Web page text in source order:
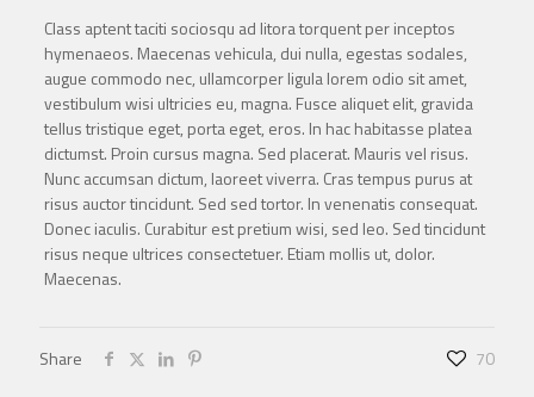
Class aptent taciti sociosqu ad litora torquent per inceptos
hymenaeos. Maecenas vehicula, dui nulla, egestas sodales,
augue commodo nec, ullamcorper ligula lorem odio sit amet,
vestibulum wisi ultricies eu, magna. Fusce aliquet elit, gravida
tellus tristique eget, porta eget, eros. In hac habitasse platea
dictumst. Proin cursus magna. Sed placerat. Mauris vel risus.
Nunc accumsan dictum, laoreet viverra. Cras tempus purus at
risus auctor tincidunt. Sed sed tortor. In venenatis consequat.
Donec iaculis. Curabitur est pretium wisi, sed leo. Sed tincidunt
risus neque ultrices consectetuer. Etiam mollis ut, dolor.
Maecenas.
Share 70